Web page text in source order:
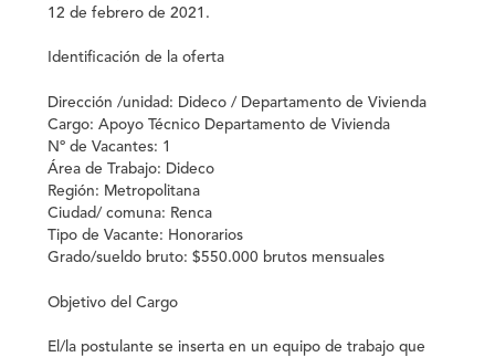
12 de febrero de 2021.
Identificación de la oferta
Dirección /unidad: Dideco / Departamento de Vivienda
Cargo: Apoyo Técnico Departamento de Vivienda
Nº de Vacantes: 1
Área de Trabajo: Dideco
Región: Metropolitana
Ciudad/ comuna: Renca
Tipo de Vacante: Honorarios
Grado/sueldo bruto: $550.000 brutos mensuales
Objetivo del Cargo
El/la postulante se inserta en un equipo de trabajo que